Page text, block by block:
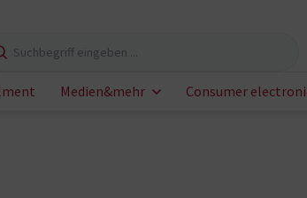
eingeben
Medien&mehr Consumer